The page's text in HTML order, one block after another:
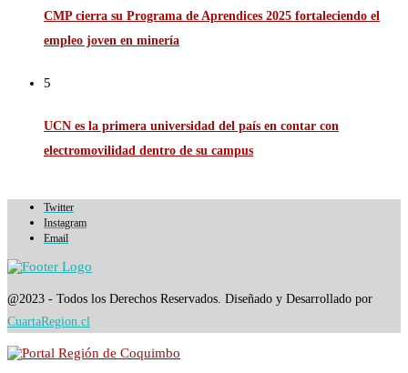
CMP cierra su Programa de Aprendices 2025 fortaleciendo el
empleo joven en minería
5
UCN es la primera universidad del país en contar con
electromovilidad dentro de su campus
Twitter
Instagram
Email
@2023 - Todos los Derechos Reservados. Diseñado y Desarrollado por
CuartaRegion.cl